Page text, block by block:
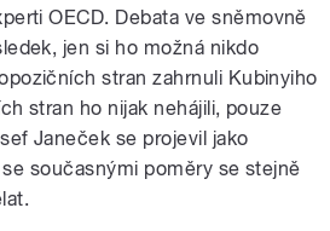
OECD. Debata ve sněmovně
jen si ho možná nikdo
stran zahrnuli Kubinyiho
stran ho nijak nehájili, pouze
Janeček se projevil jako
současnými poměry se stejně